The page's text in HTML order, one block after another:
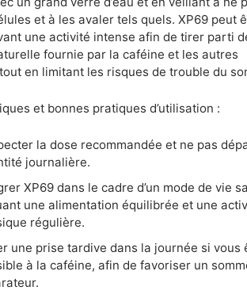
et à les avaler tels quels. XP69 peut
une activité intense afin de tirer parti
fournie par la caféine et les autres
en limitant les risques de trouble du
et bonnes pratiques d’utilisation :
la dose recommandée et ne pas
journalière.
XP69 dans le cadre d’un mode de vie
une alimentation équilibrée et une
régulière.
une prise tardive dans la journée si vous
à la caféine, afin de favoriser un